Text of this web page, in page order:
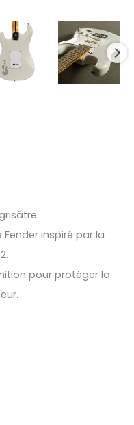
inspiré par la
pour protéger la